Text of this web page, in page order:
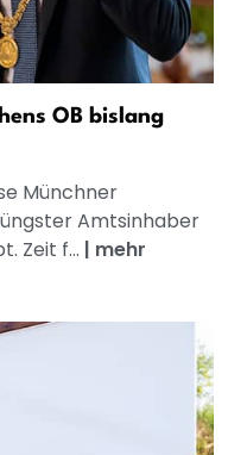
OB bislang
Münchner
Amtsinhaber
Zeit f... | mehr